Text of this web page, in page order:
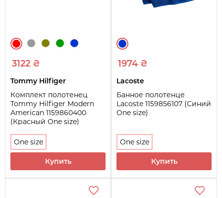
3122 ₴
Tommy Hilfiger
Комплект полотенец
Tommy Hilfiger Modern
American 1159860400
(Красный One size)
One size
Купить
1974 ₴
Lacoste
Банное полотенце
Lacoste 1159856107 (Синий
One size)
One size
Купить